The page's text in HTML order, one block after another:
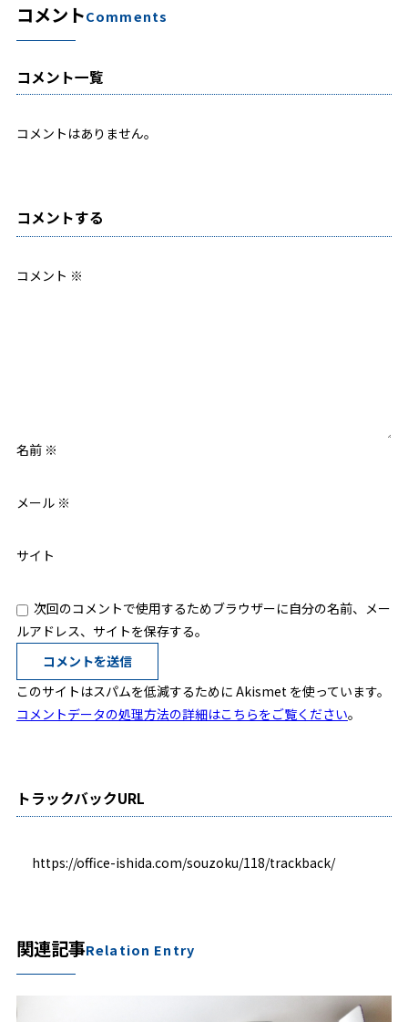
コメントComments
コメント一覧
コメントはありません。
コメントする
コメント ※
名前 ※
メール ※
サイト
次回のコメントで使用するためブラウザーに自分の名前、メー
ルアドレス、サイトを保存する。
このサイトはスパムを低減するために Akismet を使っています。
コメントデータの処理方法の詳細はこちらをご覧ください。
トラックバックURL
https://office-ishida.com/souzoku/118/trackback/
関連記事Relation Entry